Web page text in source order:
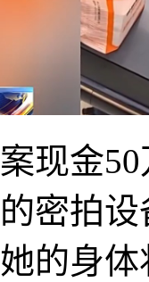
现金
密拍
的身